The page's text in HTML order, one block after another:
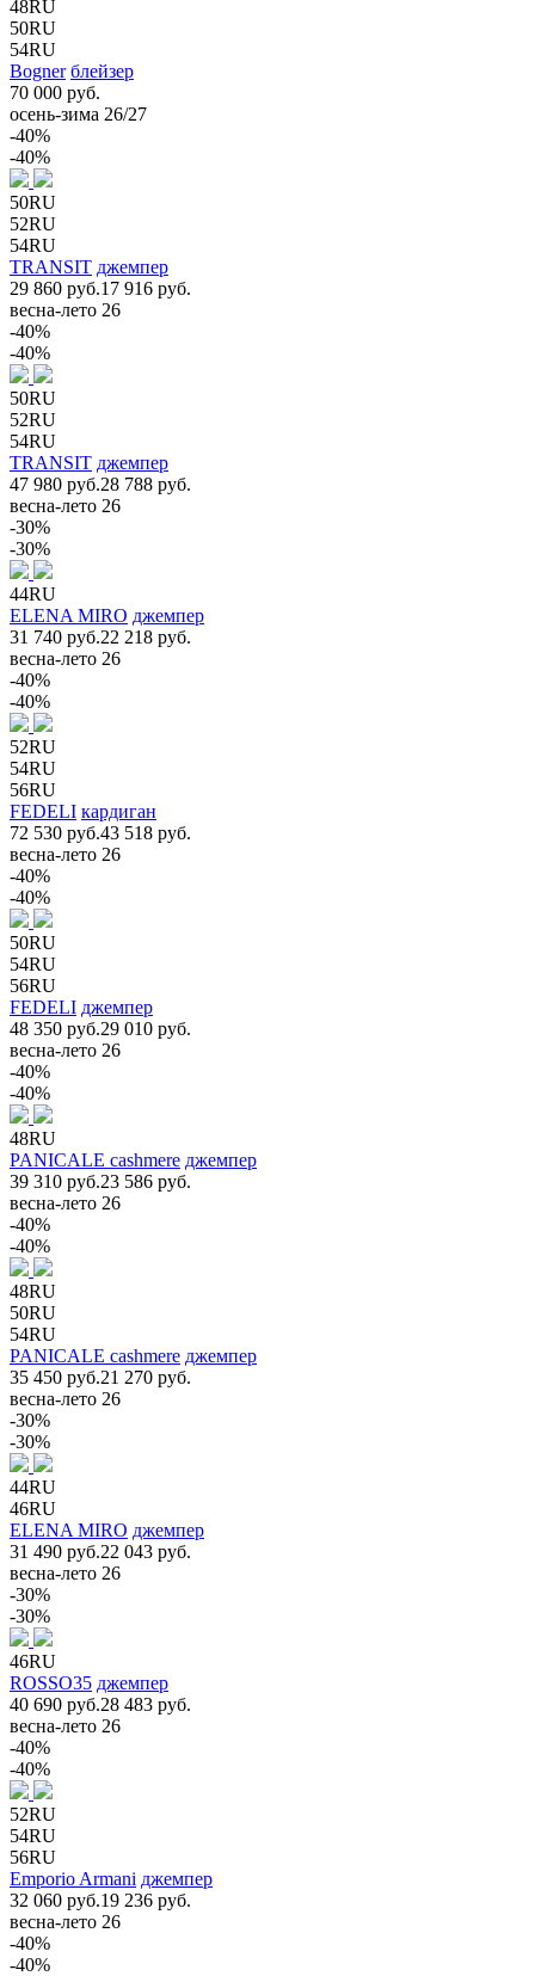
48RU
50RU
54RU
Bogner блейзер
70 000 руб.
осень-зима 26/27
-40%
-40%
50RU
52RU
54RU
TRANSIT джемпер
29 860 руб.17 916 руб.
весна-лето 26
-40%
-40%
50RU
52RU
54RU
TRANSIT джемпер
47 980 руб.28 788 руб.
весна-лето 26
-30%
-30%
44RU
ELENA MIRO джемпер
31 740 руб.22 218 руб.
весна-лето 26
-40%
-40%
52RU
54RU
56RU
FEDELI кардиган
72 530 руб.43 518 руб.
весна-лето 26
-40%
-40%
50RU
54RU
56RU
FEDELI джемпер
48 350 руб.29 010 руб.
весна-лето 26
-40%
-40%
48RU
PANICALE cashmere джемпер
39 310 руб.23 586 руб.
весна-лето 26
-40%
-40%
48RU
50RU
54RU
PANICALE cashmere джемпер
35 450 руб.21 270 руб.
весна-лето 26
-30%
-30%
44RU
46RU
ELENA MIRO джемпер
31 490 руб.22 043 руб.
весна-лето 26
-30%
-30%
46RU
ROSSO35 джемпер
40 690 руб.28 483 руб.
весна-лето 26
-40%
-40%
52RU
54RU
56RU
Emporio Armani джемпер
32 060 руб.19 236 руб.
весна-лето 26
-40%
-40%